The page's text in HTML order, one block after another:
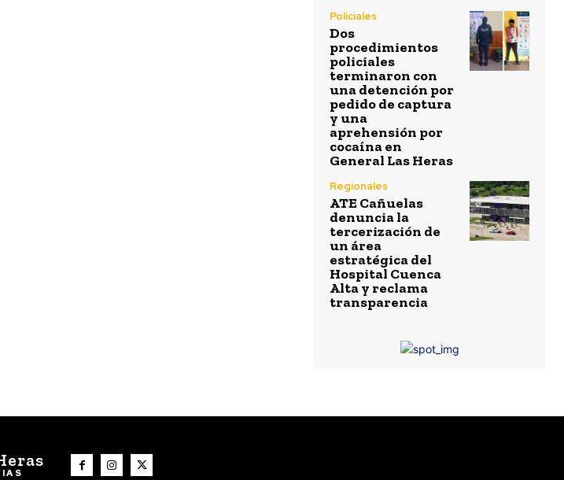
Policiales
Dos
procedimientos
policiales
terminaron con
una detención por
pedido de captura
y una
aprehensión por
cocaína en
General Las Heras
Regionales
ATE Cañuelas
denuncia la
tercerización de
un área
estratégica del
Hospital Cuenca
Alta y reclama
transparencia